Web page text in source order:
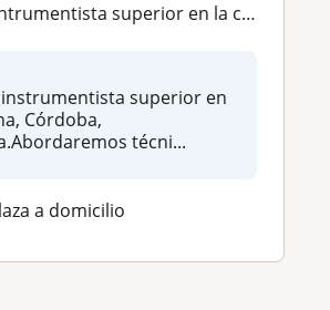
superior en la colmena Córdoba ( Argentina)
superior en
Córdoba,
técni...
a domicilio